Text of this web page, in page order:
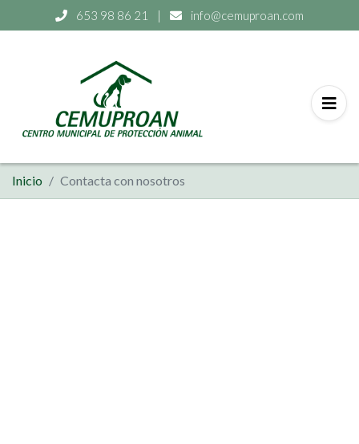
653 98 86 21 | info@cemuproan.com
Inicio Contacta con nosotros